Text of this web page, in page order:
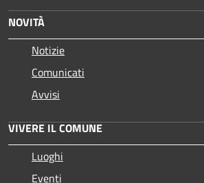
NOVITÀ
Notizie
Comunicati
Avvisi
VIVERE IL COMUNE
Luoghi
Eventi